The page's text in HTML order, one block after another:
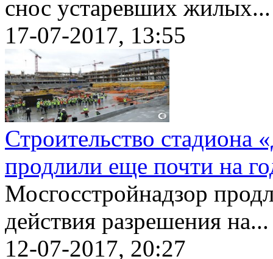
снос устаревших жилых...
17-07-2017, 13:55
Строительство
продлили еще почти на
Мосгосстройнадзор
действия разрешения на...
12-07-2017, 20:27